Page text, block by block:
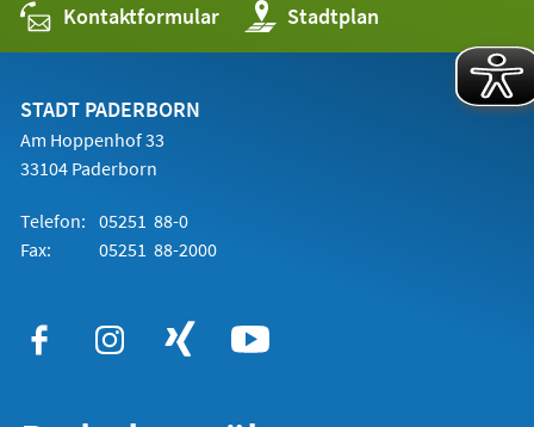
Kontaktformular Stadtplan
(Öffnet
in
einem
STADT PADERBORN
Am Hoppenhof 33
33104 Paderborn
Telefon: 05251 88-0
Fax:
05251 88-2000